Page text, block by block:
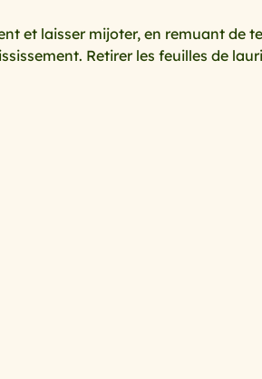
et laisser mijoter, en remuant de
Retirer les feuilles de